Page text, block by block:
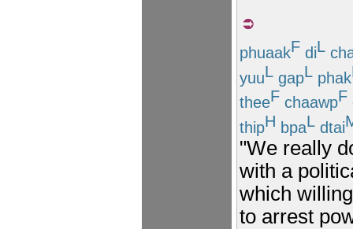
phuaakF diL
yuuL gapL phak
theeF chaawpF
thipH bpaL dtai
"We really
with a
which
to arrest